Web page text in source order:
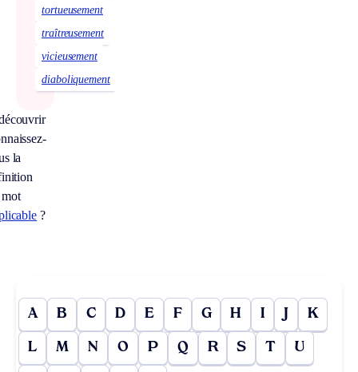
tortueusement
traîtreusement
vicieusement
diaboliquement
la
?
A B C D E F G H I J K
L M N O P Q R S T U